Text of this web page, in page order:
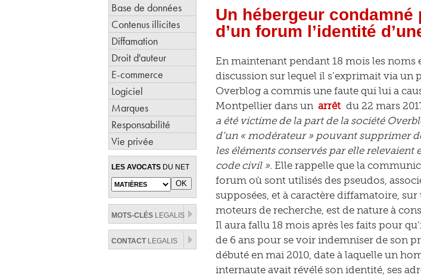
Base de données
Contenus illicites
Diffamation
Droit d'auteur
E-commerce
Logiciel
Marques
Responsabilité
Vie privée
LES AVOCATS DU NET
MOTS-CLÉS LEGALIS
CONTACTLEGALIS
Un hébergeur
d’un forum l’identité
En maintenant pendant 18 mois les noms
discussion sur lequel il s’exprimait via un
Overblog a commis une faute qui lui a
Montpellier dans un arrêt du 22 mars
a été victime de la part de la société
d’un « modérateur » pouvant supprimer
les éléments conservés par elle
code civil ». Elle rappelle que la
forum où sont utilisés des pseudos,
supposées, et à caractère diffamatoire,
moteurs de recherche, est de nature à
Il aura fallu 18 mois après les faits pour
de 6 ans pour se voir indemniser de son
débuté en mai 2010, date à laquelle un
internaute avait révélé son identité, ses